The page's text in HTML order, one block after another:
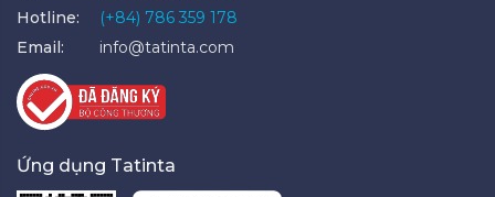
Hotline:
(+84) 786 359 178
Email:
info@tatinta.com
Ứng dụng Tatinta